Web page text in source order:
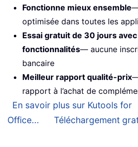
Fonctionne mieux ensemble
optimisée dans toutes les
Essai gratuit de 30 jours
fonctionnalités— aucune
bancaire
Meilleur rapport qualité-prix
rapport à l’achat de
En savoir plus sur Kutools for
Office...
Téléchargement